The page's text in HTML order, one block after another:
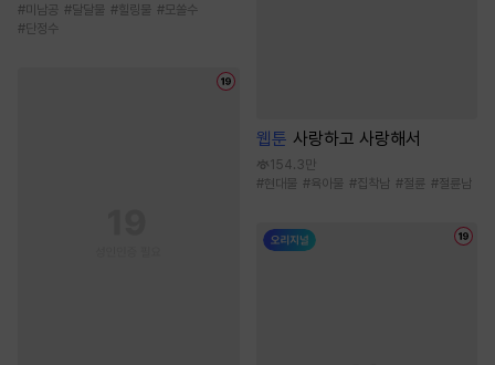
#미남공 #달달물 # 힐링물 #모쏠수
#단정수
웹툰 사랑하고 사랑해서
154.3만
#현대물 #육아물 #집착남 #절륜 #절륜남